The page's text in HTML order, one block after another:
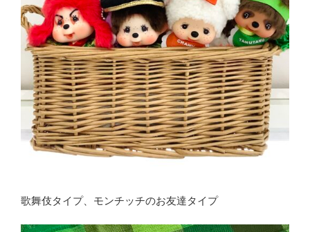
歌舞伎タイプ、モンチッチのお友達タイプ